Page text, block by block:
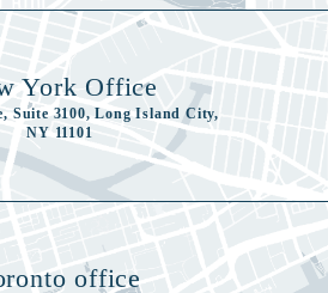
York Office
Suite 3100, Long Island City,
NY 11101
office